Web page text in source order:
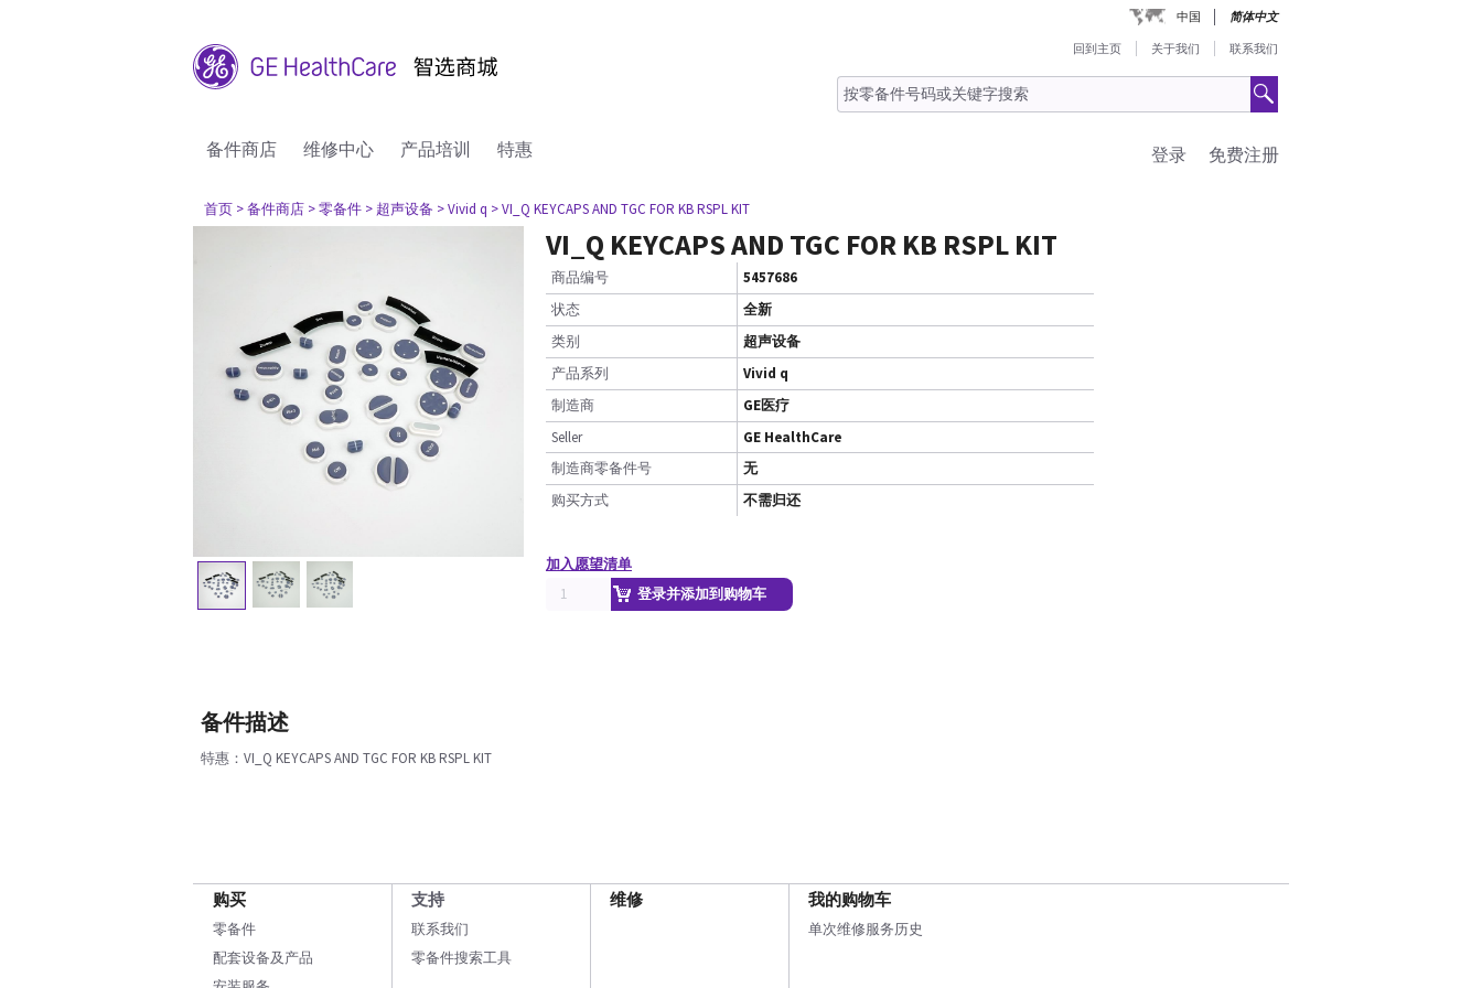
中国 简体中文
回到主页 关于我们 联系我们
备件商店 维修中心 产品培训 特惠 免费注册
登录
首页 > 备件商店 > 零备件 > 超声设备 > Vivid q > VI_Q KEYCAPS AND TGC FOR KB RSPL KIT
VI_Q KEYCAPS AND TGC FOR KB RSPL KIT
商品编号
5457686
状态
全新
类别
超声设备
产品系列
Vivid q
制造商
GE医疗
Seller
GE HealthCare
制造商零备件号
无
购买方式
不需归还
加入愿望清单
登录并添加到购物车
备件描述
特惠：VI_Q KEYCAPS AND TGC FOR KB RSPL KIT
购买
零备件
配套设备及产品
支持
联系我们
零备件搜索工具
维修 我的购物车
单次维修服务历史